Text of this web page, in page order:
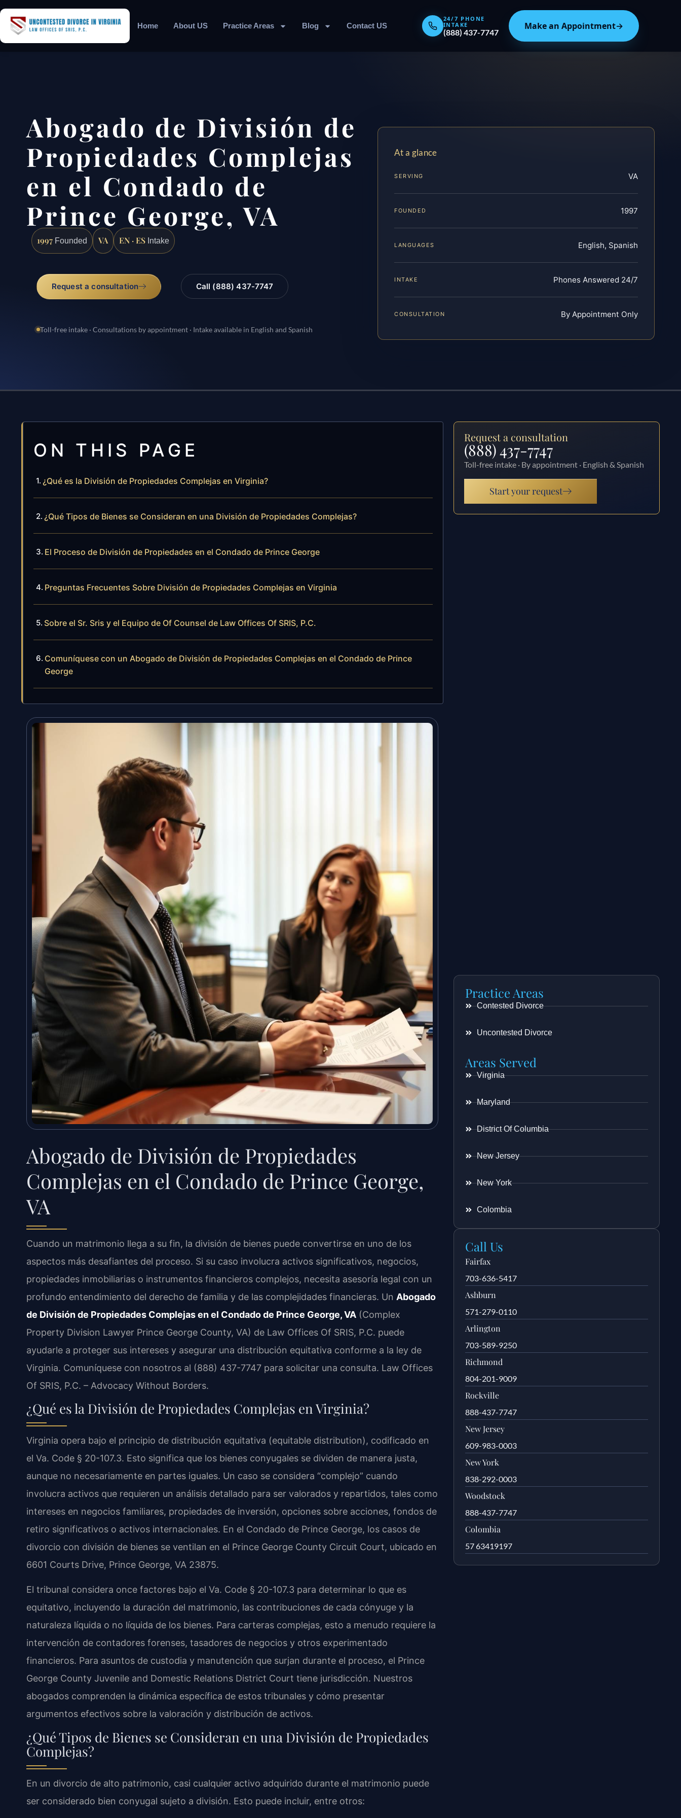
Home About US Practice Areas Blog Contact US
24/7 PHONE
INTAKE
(888) 437-7747
Make an Appointment→
Abogado de División de
Propiedades Complejas
en el Condado de
Prince George, VA
1997 Founded VA EN · ES Intake
Request a consultation Call (888) 437-7747
Toll-free intake · Consultations by appointment · Intake available in English and Spanish
At a glance
SERVING VA
FOUNDED 1997
LANGUAGES English, Spanish
INTAKE Phones Answered 24/7
CONSULTATION By Appointment Only
ON THIS PAGE
¿Qué es la División de Propiedades Complejas en Virginia?
¿Qué Tipos de Bienes se Consideran en una División de Propiedades Complejas?
El Proceso de División de Propiedades en el Condado de Prince George
Preguntas Frecuentes Sobre División de Propiedades Complejas en Virginia
Sobre el Sr. Sris y el Equipo de Of Counsel de Law Offices Of SRIS, P.C.
Comuníquese con un Abogado de División de Propiedades Complejas en el Condado de Prince
George
Abogado de División de Propiedades
Complejas en el Condado de Prince George,
VA
Cuando un matrimonio llega a su fin, la división de bienes puede convertirse en uno de los
aspectos más desafiantes del proceso. Si su caso involucra activos significativos, negocios,
propiedades inmobiliarias o instrumentos financieros complejos, necesita asesoría legal con un
profundo entendimiento del derecho de familia y de las complejidades financieras. Un Abogado
de División de Propiedades Complejas en el Condado de Prince George, VA (Complex
Property Division Lawyer Prince George County, VA) de Law Offices Of SRIS, P.C. puede
ayudarle a proteger sus intereses y asegurar una distribución equitativa conforme a la ley de
Virginia. Comuníquese con nosotros al (888) 437-7747 para solicitar una consulta. Law Offices
Of SRIS, P.C. – Advocacy Without Borders.
¿Qué es la División de Propiedades Complejas en Virginia?
Virginia opera bajo el principio de distribución equitativa (equitable distribution), codificado en
el Va. Code § 20-107.3. Esto significa que los bienes conyugales se dividen de manera justa,
aunque no necesariamente en partes iguales. Un caso se considera “complejo” cuando
involucra activos que requieren un análisis detallado para ser valorados y repartidos, tales como
intereses en negocios familiares, propiedades de inversión, opciones sobre acciones, fondos de
retiro significativos o activos internacionales. En el Condado de Prince George, los casos de
divorcio con división de bienes se ventilan en el Prince George County Circuit Court, ubicado en
6601 Courts Drive, Prince George, VA 23875.
El tribunal considera once factores bajo el Va. Code § 20-107.3 para determinar lo que es
equitativo, incluyendo la duración del matrimonio, las contribuciones de cada cónyuge y la
naturaleza líquida o no líquida de los bienes. Para carteras complejas, esto a menudo requiere la
intervención de contadores forenses, tasadores de negocios y otros experimentado
financieros. Para asuntos de custodia y manutención que surjan durante el proceso, el Prince
George County Juvenile and Domestic Relations District Court tiene jurisdicción. Nuestros
abogados comprenden la dinámica específica de estos tribunales y cómo presentar
argumentos efectivos sobre la valoración y distribución de activos.
¿Qué Tipos de Bienes se Consideran en una División de Propiedades
Complejas?
En un divorcio de alto patrimonio, casi cualquier activo adquirido durante el matrimonio puede
ser considerado bien conyugal sujeto a división. Esto puede incluir, entre otros:
Request a consultation
(888) 437-7747
Toll-free intake · By appointment · English & Spanish
Start your request
Practice Areas
Contested Divorce
Uncontested Divorce
Areas Served
Virginia
Maryland
District Of Columbia
New Jersey
New York
Colombia
Call Us
Fairfax
703-636-5417
Ashburn
571-279-0110
Arlington
703-589-9250
Richmond
804-201-9009
Rockville
888-437-7747
New Jersey
609-983-0003
New York
838-292-0003
Woodstock
888-437-7747
Colombia
57 63419197